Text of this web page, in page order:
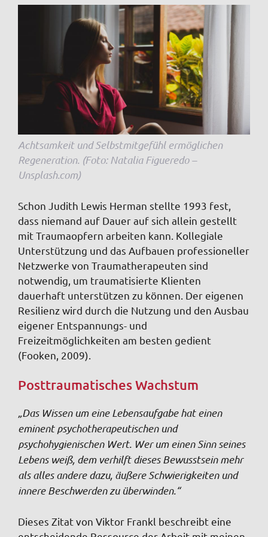
Achtsamkeit und Selbstmitgefühl ermöglichen
Regeneration. (Foto: Natalia Figueredo –
Unsplash.com)
Schon Judith Lewis Herman stellte 1993 fest,
dass nie­mand auf Dauer auf sich allein gestellt
mit Traumaopfern arbeiten kann. Kollegiale
Unter­stützung und das Aufbauen pro­fessioneller
Netzwerke von Traumatherapeuten sind
notwendig, um traumatisierte Klienten
dauerhaft unterstützen zu können. Der eigenen
Resilienz wird durch die Nutzung und den Ausbau
eigener Entspan­nungs­- und
Freizeitmöglichkeiten am besten gedient
(Fooken, 2009).
Posttraumatisches Wachstum
„Das Wissen um eine Lebensaufgabe hat einen
eminent psychotherapeutischen und
psychohygienischen Wert. Wer um einen Sinn seines
Lebens weiß, dem verhilft dieses Bewusstsein mehr
als alles andere dazu, äußere Schwierigkeiten und
innere Beschwerden zu überwinden.“
Dieses Zitat von Viktor Frankl beschreibt eine